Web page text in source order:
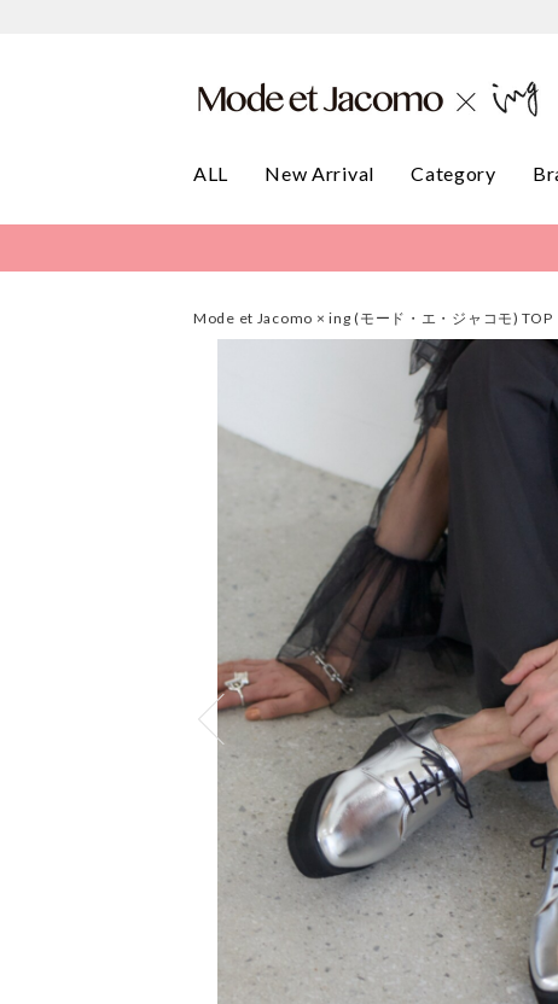
ALL New Arrival Category
Mode et Jacomo × ing (モード・エ・ジャコモ) TOP